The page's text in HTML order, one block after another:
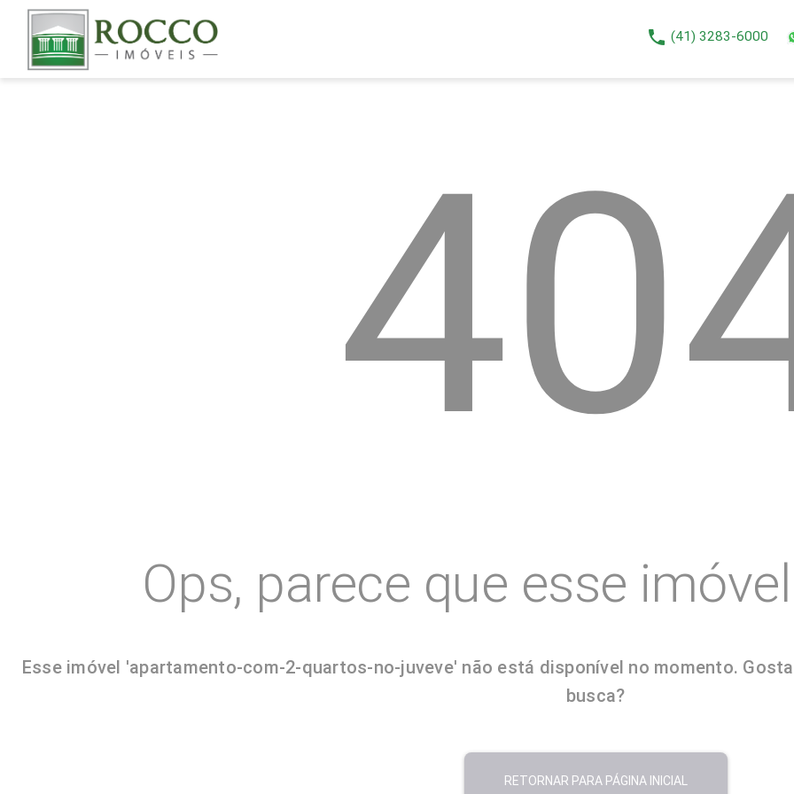
phone (41) 3283-6000
Ops, parece que esse
Esse imóvel 'apartamento-com-2-quartos-no-juveve' não está disponível no momento.
busca?
RETORNAR PARA PÁGINA INICIAL